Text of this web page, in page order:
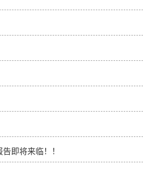
即将来临！！